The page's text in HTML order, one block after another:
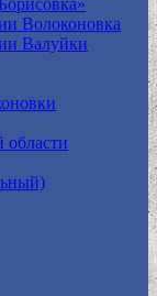
Волоконовка
Валуйки
области